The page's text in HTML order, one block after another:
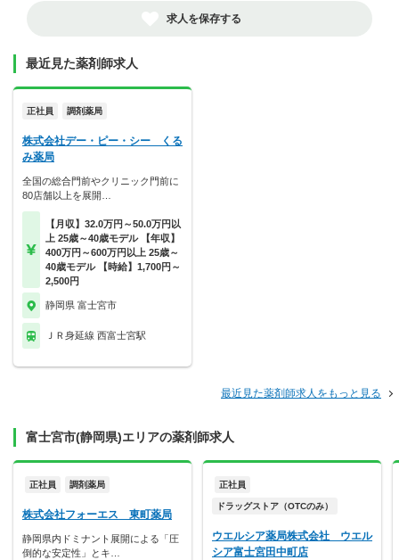
求人を保存する
最近見た薬剤師求人
正社員 調剤薬局
株式会社デー・ピー・シー くる
み薬局
全国の総合門前やクリニック門前に
80店舗以上を展開…
【月収】32.0万円～50.0万円以
上 25歳～40歳モデル 【年収】
400万円～600万円以上 25歳～
40歳モデル 【時給】1,700円～
2,500円
静岡県 富士宮市
ＪＲ身延線 西富士宮駅
最近見た薬剤師求人をもっと見る
富士宮市(静岡県)エリアの薬剤師求人
正社員 調剤薬局
株式会社フォーエス 東町薬局
静岡県内ドミナント展開による「圧
倒的な安定性」とキ…
正社員
ドラッグストア（OTCのみ）
ウエルシア薬局株式会社 ウエル
シア富士宮田中町店